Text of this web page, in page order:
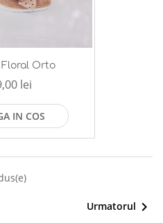
Orto
lei
IN COS
Urmatorul 